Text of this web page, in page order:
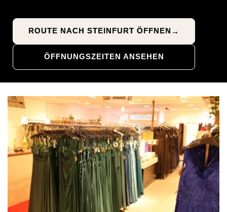
ROUTE NACH STEINFURT ÖFFNEN →
ÖFFNUNGSZEITEN ANSEHEN